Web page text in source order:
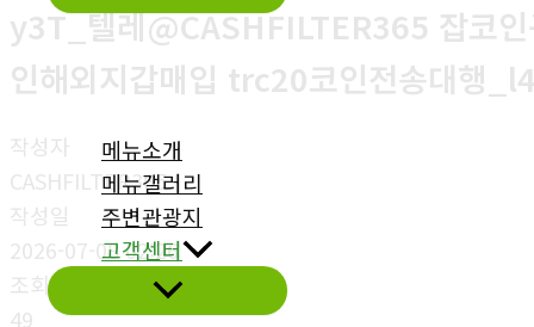
뛰
기
메뉴소개
메뉴갤러리
주변관광지
고객센터
y3T_텔레@CASHFILTER365 잡코인
인해외지갑매입 trc20코인전송대행
작성자
CASHFILTER365
작성일
2026-07-08 02:26
조회
49